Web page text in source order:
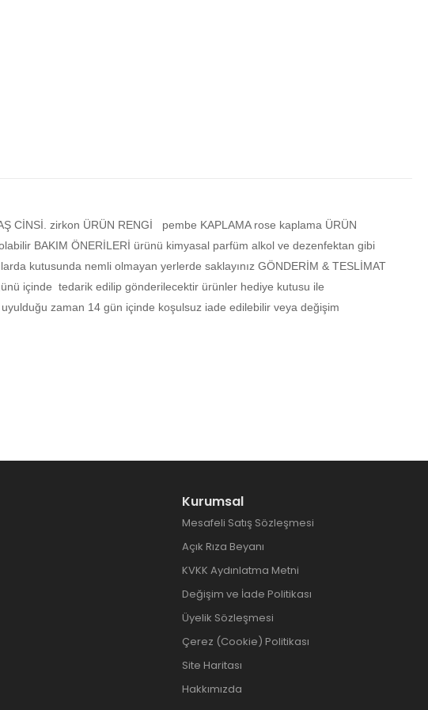
CİNSİ. zirkon ÜRÜN RENGİ pembe KAPLAMA rose kaplama ÜRÜN
BAKIM ÖNERİLERİ ürünü kimyasal parfüm alkol ve dezenfektan gibi
kutusunda nemli olmayan yerlerde saklayınız GÖNDERİM & TESLİMAT
içinde tedarik edilip gönderilecektir ürünler hediye kutusu ile
zaman 14 gün içinde koşulsuz iade edilebilir veya değişim
Kurumsal
Mesafeli Satış Sözleşmesi
Açık Rıza Beyanı
KVKK Aydınlatma Metni
Değişim ve İade Politikası
Üyelik Sözleşmesi
Çerez (Cookie) Politikası
Site Haritası
Hakkımızda